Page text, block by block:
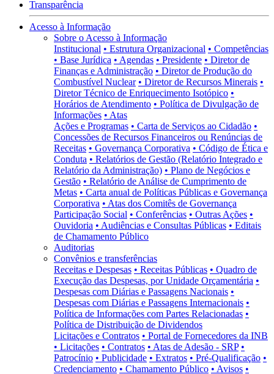
Transparência
Acesso à Informação
Sobre o Acesso à Informação
Institucional • Estrutura Organizacional • Competências
• Base Jurídica • Agendas • Presidente • Diretor de
Finanças e Administração • Diretor de Produção do
Combustível Nuclear • Diretor de Recursos Minerais •
Diretor Técnico de Enriquecimento Isotópico •
Horários de Atendimento • Política de Divulgação de
Informações • Atas
Ações e Programas • Carta de Serviços ao Cidadão •
Concessões de Recursos Financeiros ou Renúncias de
Receitas • Governança Corporativa • Código de Ética e
Conduta • Relatórios de Gestão (Relatório Integrado e
Relatório da Administração) • Plano de Negócios e
Gestão • Relatório de Análise de Cumprimento de
Metas • Carta anual de Políticas Públicas e Governança
Corporativa • Atas dos Comitês de Governança
Participação Social • Conferências • Outras Ações •
Ouvidoria • Audiências e Consultas Públicas • Editais
de Chamamento Público
Auditorias
Convênios e transferências
Receitas e Despesas • Receitas Públicas • Quadro de
Execução das Despesas, por Unidade Orçamentária •
Despesas com Diárias e Passagens Nacionais •
Despesas com Diárias e Passagens Internacionais •
Política de Informações com Partes Relacionadas •
Política de Distribuição de Dividendos
Licitações e Contratos • Portal de Fornecedores da INB
• Licitações • Contratos • Atas de Adesão - SRP •
Patrocínio • Publicidade • Extratos • Pré-Qualificação •
Credenciamento • Chamamento Público • Avisos •